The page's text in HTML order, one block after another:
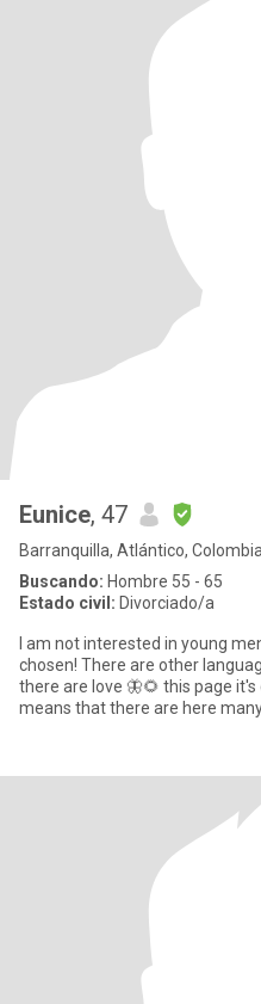
Eunice, 47
Barranquilla, Atlántico, Colombia
Buscando: Hombre 55 - 65
Estado civil: Divorciado/a
I am not interested in young
chosen! There are other languages and ways for comunication if
there are love 🦋🌻 this page
means that there are here